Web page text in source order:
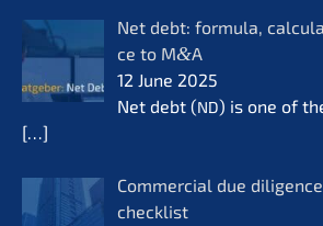
Net debt: formu­la,
ce to M&A
12 June 2025
Net debt (ND) is one of
[…]
Commer­cial due
check­list